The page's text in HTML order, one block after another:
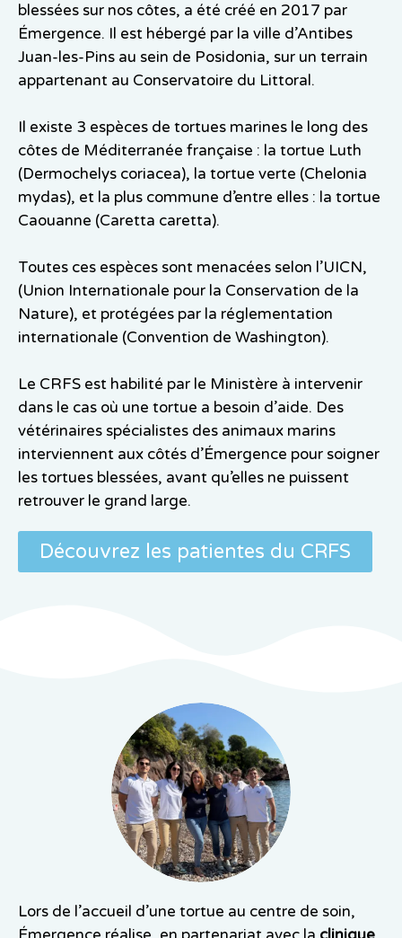
blessées sur nos côtes, a été créé en 2017 par
Émergence. Il est hébergé par la ville d’Antibes
Juan-les-Pins au sein de Posidonia, sur un terrain
appartenant au Conservatoire du Littoral.
Il existe 3 espèces de tortues marines le long des
côtes de Méditerranée française : la tortue Luth
(Dermochelys coriacea), la tortue verte (Chelonia
mydas), et la plus commune d’entre elles : la tortue
Caouanne (Caretta caretta).
Toutes ces espèces sont menacées selon l’UICN,
(Union Internationale pour la Conservation de la
Nature), et protégées par la réglementation
internationale (Convention de Washington).
Le CRFS est habilité par le Ministère à intervenir
dans le cas où une tortue a besoin d’aide. Des
vétérinaires spécialistes des animaux marins
interviennent aux côtés d’Émergence pour soigner
les tortues blessées, avant qu’elles ne puissent
retrouver le grand large.
Découvrez les patientes du CRFS
Lors de l’accueil d’une tortue au centre de soin,